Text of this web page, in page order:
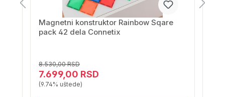
Magnetni konstruktor Rainbow Sqare
pack 42 dela Connetix
8.530,00 RSD
7.699,00 RSD
(9.74% uštede)